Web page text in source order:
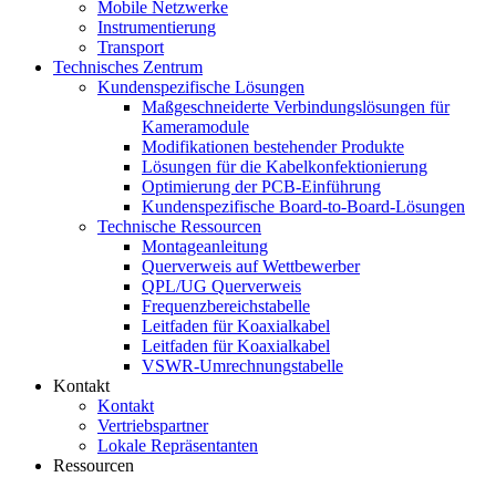
Mobile Netzwerke
Instrumentierung
Transport
Technisches Zentrum
Kundenspezifische Lösungen
Maßgeschneiderte Verbindungslösungen für
Kameramodule
Modifikationen bestehender Produkte
Lösungen für die Kabelkonfektionierung
Optimierung der PCB-Einführung
Kundenspezifische Board-to-Board-Lösungen
Technische Ressourcen
Montageanleitung
Querverweis auf Wettbewerber
QPL/UG Querverweis
Frequenzbereichstabelle
Leitfaden für Koaxialkabel
Leitfaden für Koaxialkabel
VSWR-Umrechnungstabelle
Kontakt
Kontakt
Vertriebspartner
Lokale Repräsentanten
Ressourcen